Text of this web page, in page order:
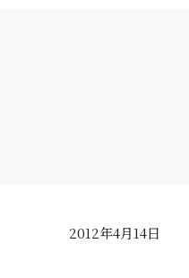
2012年4月14日